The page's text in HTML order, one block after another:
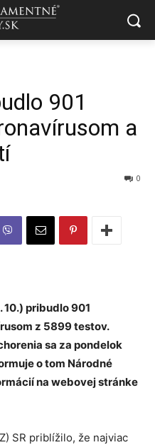
901
a
0
10.) pribudlo 901
z 5899 testov.
sa za pondelok
o tom Národné
na webovej stránke
SR priblížilo, že najviac